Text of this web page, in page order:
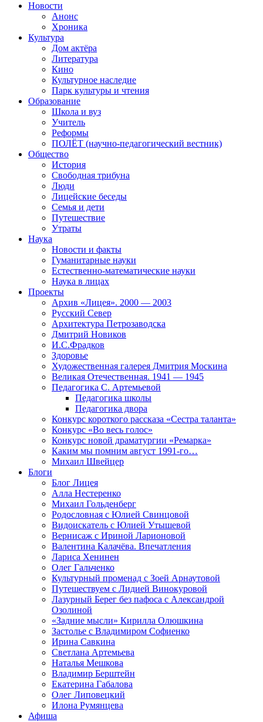
Новости
Анонс
Хроника
Культура
Дом актёра
Литература
Кино
Культурное наследие
Парк культуры и чтения
Образование
Школа и вуз
Учитель
Реформы
ПОЛЁТ (научно-педагогический вестник)
Общество
История
Свободная трибуна
Люди
Лицейские беседы
Семья и дети
Путешествие
Утраты
Наука
Новости и факты
Гуманитарные науки
Естественно-математические науки
Наука в лицах
Проекты
Архив «Лицея». 2000 — 2003
Русский Север
Архитектура Петрозаводска
Дмитрий Новиков
И.С.Фрадков
Здоровье
Художественная галерея Дмитрия Москина
Великая Отечественная. 1941 — 1945
Педагогика С. Артемьевой
Педагогика школы
Педагогика двора
Конкурс короткого рассказа «Сестра таланта»
Конкурс «Во весь голос»
Конкурс новой драматургии «Ремарка»
Каким мы помним август 1991-го…
Михаил Швейцер
Блоги
Блог Лицея
Алла Нестеренко
Михаил Гольденберг
Родословная с Юлией Свинцовой
Видоискатель с Юлией Утышевой
Вернисаж с Ириной Ларионовой
Валентина Калачёва. Впечатления
Лариса Хенинен
Олег Гальченко
Культурный променад с Зоей Арнаутовой
Путешествуем с Лидией Винокуровой
Лазурный Берег без пафоса с Александрой
Озолиной
«Задние мысли» Кирилла Олюшкина
Застолье с Владимиром Софиенко
Ирина Савкина
Светлана Артемьева
Наталья Мешкова
Владимир Берштейн
Екатерина Габалова
Олег Липовецкий
Илона Румянцева
Афиша